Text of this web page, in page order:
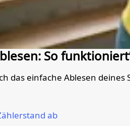
So
das einfache Ablesen
ab